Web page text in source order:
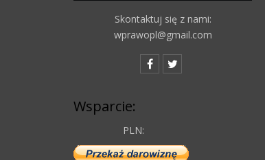
Skontaktuj się z nami:
wprawopl@gmail.com
Wsparcie:
PLN: